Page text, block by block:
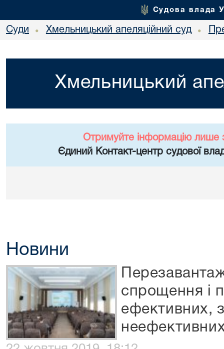
Судова влада
Суди • Хмельницький апеляційний суд •
Хмельницький
Отримуйте інформацію лише
Єдиний Контакт-центр судової
Новини
спрощення і
ефективних,